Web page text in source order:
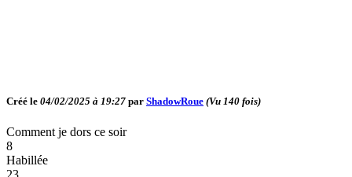
Créé le 04/02/2025 à 19:27 par ShadowRoue (Vu 140 fois)
Comment je dors ce soir
8
Habillée